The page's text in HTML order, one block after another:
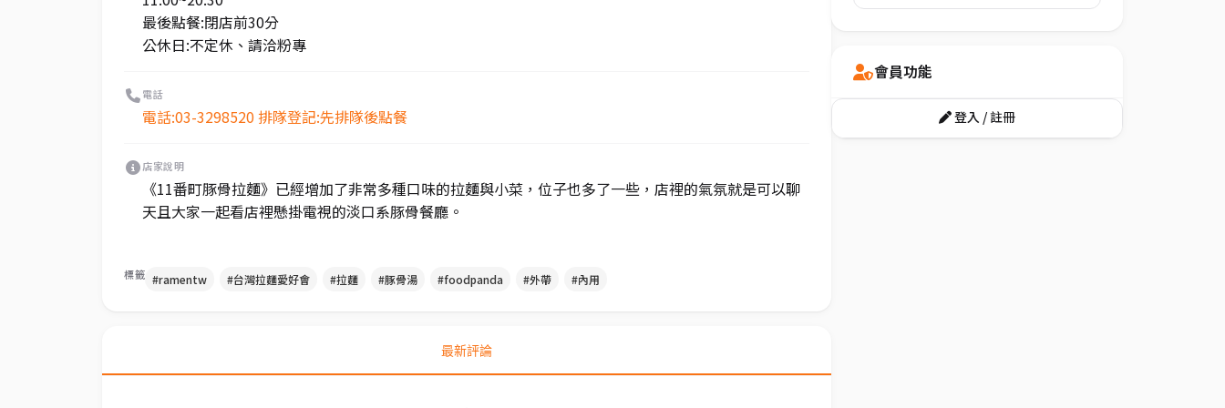
最後點餐:閉店前30分
公休日:不定休、請洽粉專
電話
電話:03-3298520 排隊登記:先排隊後點餐
店家說明
《11番町豚骨拉麵》已經增加了非常多種口味的拉麵與小菜，位子也多了一些，店裡的氣氛就是可以聊
天且大家一起看店裡懸掛電視的淡口系豚骨餐廳。
標籤 #ramentw #台灣拉麵愛好會 #拉麵 #豚骨湯 #foodpanda #外帶 #內用
最新評論
會員功能
登入 / 註冊